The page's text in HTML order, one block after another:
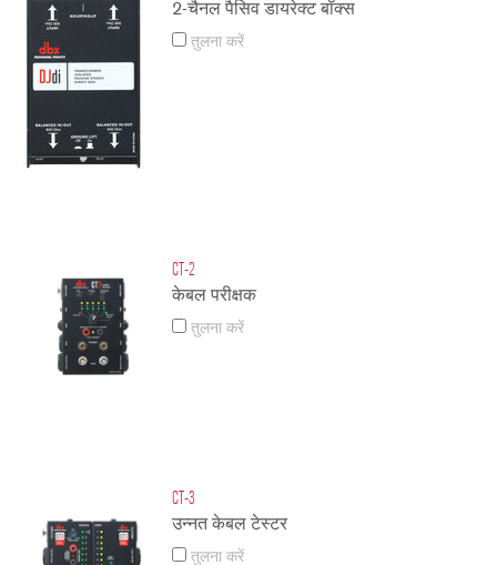
2-चैनल पैसिव डायरेक्ट बॉक्स
तुलना करें
CT-2
केबल परीक्षक
तुलना करें
CT-3
उन्नत केबल टेस्टर
तुलना करें